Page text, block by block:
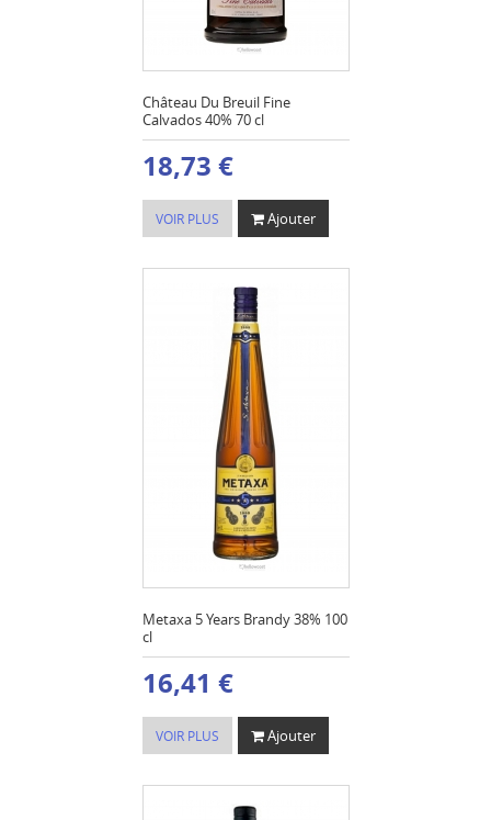
Château Du Breuil Fine
Calvados 40% 70 cl
18,73 €
VOIR PLUS Ajouter
Metaxa 5 Years Brandy 38% 100
cl
16,41 €
VOIR PLUS Ajouter